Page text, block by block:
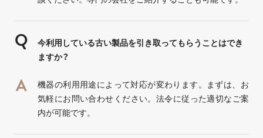
今利用している古い製品を引き取ってもらうことはでき
ますか？
機器の利用用途によって対応が変わります。まずは、お
気軽にお問い合わせください。法令に従った適切なご案
内が可能です。